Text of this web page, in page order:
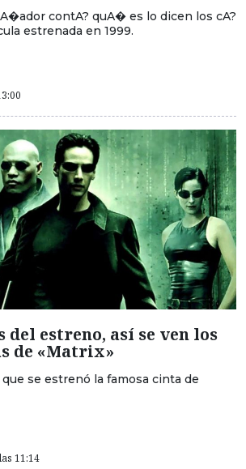
contA? quA� es lo dicen los cA?
estrenada en 1999.
del estreno, así se ven los
de «Matrix»
se estrenó la famosa cinta de
11:14